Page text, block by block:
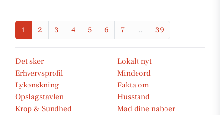
1 2 3 4 5 6 7 ... 39
Det sker
Lokalt nyt
Erhvervsprofil
Mindeord
Lykønskning
Fakta om
Opslagstavlen
Husstand
Krop & Sundhed
Mød dine naboer